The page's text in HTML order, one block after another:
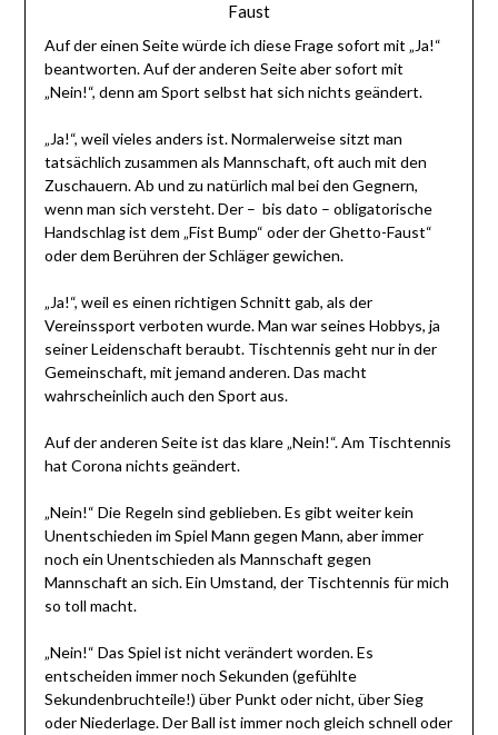
Faust
Auf der einen Seite würde ich diese Frage sofort mit „Ja!“
beantworten. Auf der anderen Seite aber sofort mit
„Nein!“, denn am Sport selbst hat sich nichts geändert.
„Ja!“, weil vieles anders ist. Normalerweise sitzt man
tatsächlich zusammen als Mannschaft, oft auch mit den
Zuschauern. Ab und zu natürlich mal bei den Gegnern,
wenn man sich versteht. Der – bis dato – obligatorische
Handschlag ist dem „Fist Bump“ oder der Ghetto-Faust“
oder dem Berühren der Schläger gewichen.
„Ja!“, weil es einen richtigen Schnitt gab, als der
Vereinssport verboten wurde. Man war seines Hobbys, ja
seiner Leidenschaft beraubt. Tischtennis geht nur in der
Gemeinschaft, mit jemand anderen. Das macht
wahrscheinlich auch den Sport aus.
Auf der anderen Seite ist das klare „Nein!“. Am Tischtennis
hat Corona nichts geändert.
„Nein!“ Die Regeln sind geblieben. Es gibt weiter kein
Unentschieden im Spiel Mann gegen Mann, aber immer
noch ein Unentschieden als Mannschaft gegen
Mannschaft an sich. Ein Umstand, der Tischtennis für mich
so toll macht.
„Nein!“ Das Spiel ist nicht verändert worden. Es
entscheiden immer noch Sekunden (gefühlte
Sekundenbruchteile!) über Punkt oder nicht, über Sieg
oder Niederlage. Der Ball ist immer noch gleich schnell oder